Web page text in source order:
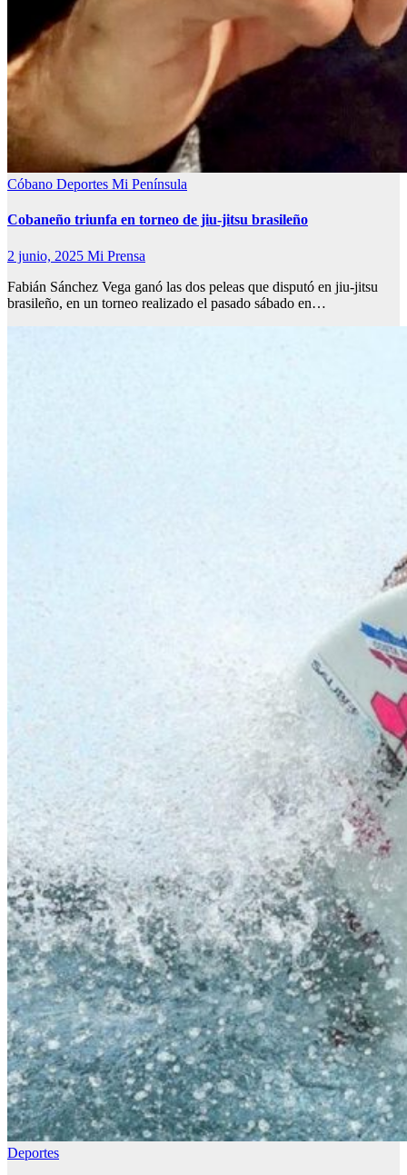
Cóbano Deportes Mi Península
Cobaneño triunfa en torneo de jiu-jitsu brasileño
2 junio, 2025 Mi Prensa
Fabián Sánchez Vega ganó las dos peleas que disputó en jiu-jitsu
brasileño, en un torneo realizado el pasado sábado en…
Deportes